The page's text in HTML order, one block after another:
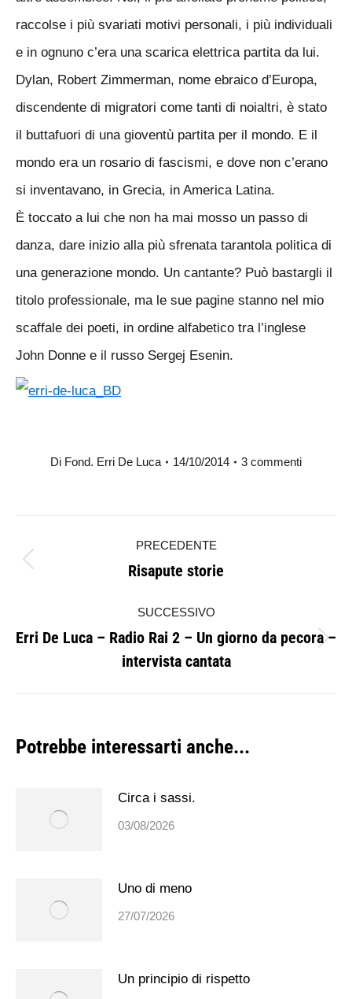
raccolse i più svariati motivi personali, i più individuali
e in ognuno c’era una scarica elettrica partita da lui.
Dylan, Robert Zimmerman, nome ebraico d’Europa,
discendente di migratori come tanti di noialtri, è stato
il buttafuori di una gioventù partita per il mondo. E il
mondo era un rosario di fascismi, e dove non c’erano
si inventavano, in Grecia, in America Latina.
È toccato a lui che non ha mai mosso un passo di
danza, dare inizio alla più sfrenata tarantola politica di
una generazione mondo. Un cantante? Può bastargli il
titolo professionale, ma le sue pagine stanno nel mio
scaffale dei poeti, in ordine alfabetico tra l’inglese
John Donne e il russo Sergej Esenin.
Di Fond. Erri De Luca 14/10/2014 3 commenti
tra
post
PRECEDENTE
Post
Risapute storie
SUCCESSIVO
Prossimo
Erri De Luca – Radio Rai 2 – Un giorno da pecora –
intervista cantata
Potrebbe interessarti anche...
Circa i sassi.
03/08/2026
Uno di meno
27/07/2026
Un principio di rispetto